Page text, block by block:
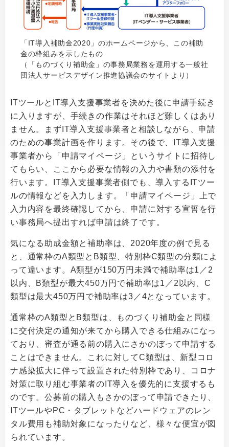
「IT導入補助金2020」のホームページから、この補助
金の枠組みを示したもの
（「ものづくり補助金」の事務局業務を運用する一般社
団法人サービスデザイン推進協議会のサイトより）
ITツールとIT導入支援事業者を決めた後に申請手続き
に入りますが、手続きの作業はそれほど難しくはあり
ません。まずIT導入支援事業者と相談しながら、申請
のための事業計画を作ります。その後で、IT導入支援
事業者から「申請マイページ」というサイトに招待し
てもらい、ここから必要な情報の入力や書類の添付を
行います。IT導入支援事業者側でも、導入するITツー
ルの情報などを入力します。「申請マイページ」上で
入力内容を最終確認してから、申請に対する宣誓を行
い事務局へ提出すれば申請は終了です。
気になる助成金額と補助率は、2020年度の例で見る
と、通常枠のA類型とB類型、特別枠C類型の分類によ
って違います。A類型が150万円未満で補助率は1／2
以内、B類型が最大450万円で補助率は1／2以内、C
類型は最大450万円で補助率は3／4となっています。
通常枠のA類型とB類型は、ものづくり補助金と同様
に交付決定の通知が来てから購入できる仕組みになっ
ており、審査が通る前の購入にさかのぼって申請する
ことはできません。これに対してC類型は、新型コロ
ナ感染拡大に伴って設置された特別枠であり、コロナ
対策に取り組む事業者のIT導入を優先的に支援するも
のです。公募前の購入もさかのぼって申請できたり、
ITツールやPC・タブレットなどハードウェアのレン
タル費用も補助対象になったりなど、様々な便宜が図
られています。